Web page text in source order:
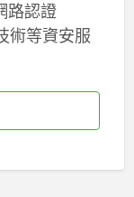
路認證
術等資安服